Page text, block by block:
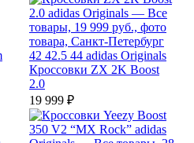
42 42.5 44 adidas Originals
Кроссовки ZX 2K Boost
2.0
19 999 ₽